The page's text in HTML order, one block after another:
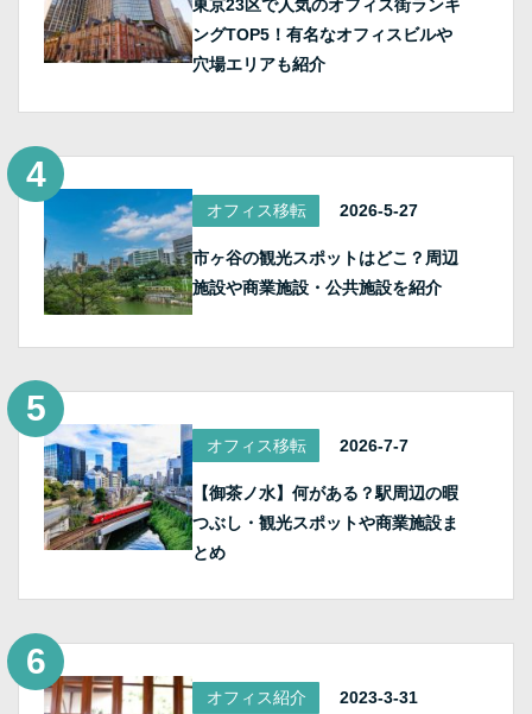
東京23区で人気のオフィス街ランキ
ングTOP5！有名なオフィスビルや
穴場エリアも紹介
オフィス移転 2026-5-27
市ヶ谷の観光スポットはどこ？周辺
施設や商業施設・公共施設を紹介
オフィス移転 2026-7-7
【御茶ノ水】何がある？駅周辺の暇
つぶし・観光スポットや商業施設ま
とめ
オフィス紹介 2023-3-31